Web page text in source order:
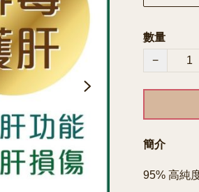
數量
−
簡介
95% 高純